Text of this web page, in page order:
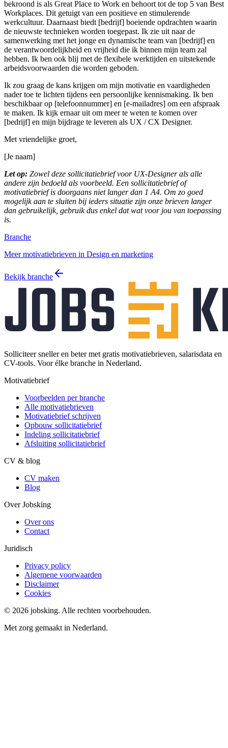
bekroond is als Great Place to Work en behoort tot de top 5 van Best
Workplaces. Dit getuigt van een positieve en stimulerende
werkcultuur. Daarnaast biedt [bedrijf] boeiende opdrachten waarin
de nieuwste technieken worden toegepast. Ik zie uit naar de
samenwerking met het jonge en dynamische team van [bedrijf] en
de verantwoordelijkheid en vrijheid die ik binnen mijn team zal
hebben. Ik ben ook blij met de flexibele werktijden en uitstekende
arbeidsvoorwaarden die worden geboden.
Ik zou graag de kans krijgen om mijn motivatie en vaardigheden
nader toe te lichten tijdens een persoonlijke kennismaking. Ik ben
beschikbaar op [telefoonnummer] en [e-mailadres] om een afspraak
te maken. Ik kijk ernaar uit om meer te weten te komen over
[bedrijf] en mijn bijdrage te leveren als UX / CX Designer.
Met vriendelijke groet,
[Je naam]
Let op: Zowel deze sollicitatiebrief voor UX-Designer als alle
andere zijn bedoeld als voorbeeld. Een sollicitatiebrief of
motivatiebrief is doorgaans niet langer dan 1 A4. Om zo goed
mogelijk aan te sluiten bij ieders situatie zijn onze brieven langer
dan gebruikelijk, gebruik dus enkel dat wat voor jou van toepassing
is.
Branche
Meer motivatiebrieven in Design en marketing
Bekijk branche
Solliciteer sneller en beter met gratis motivatiebrieven, salarisdata en
CV-tools. Voor élke branche in Nederland.
Motivatiebrief
Voorbeelden per branche
Alle motivatiebrieven
Motivatiebrief schrijven
Opbouw sollicitatiebrief
Indeling sollicitatiebrief
Afsluiting sollicitatiebrief
CV & blog
CV maken
Blog
Over Jobsking
Over ons
Contact
Juridisch
Privacy policy
Algemene voorwaarden
Disclaimer
Cookies
© 2026 jobsking. Alle rechten voorbehouden.
Met zorg gemaakt in Nederland.